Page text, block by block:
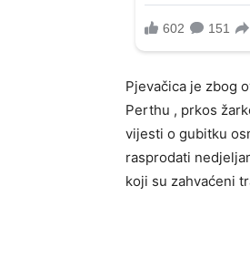
Pjevačica je zbog
Perthu , prkos
vijesti o gubitku
rasprodati
koji su zahvaćeni